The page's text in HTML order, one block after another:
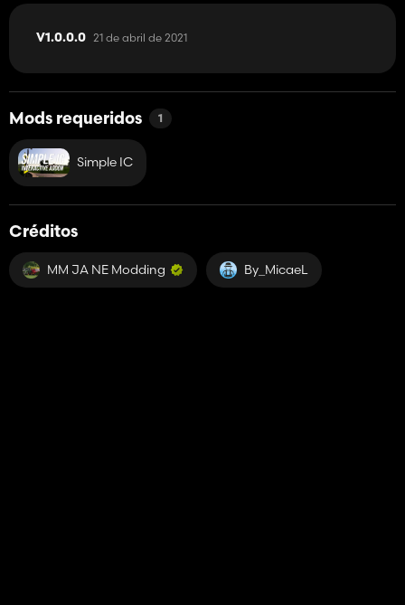
V1.0.0.0 21 de abril de 2021
Mods requeridos 1
Simple IC
Créditos
MM JA NE Modding By_MicaeL